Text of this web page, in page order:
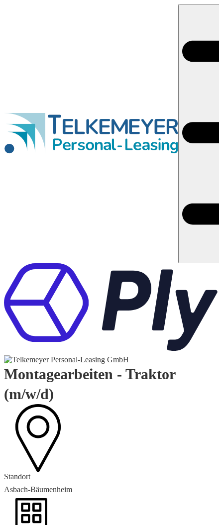
Montagearbeiten - Traktor
(m/w/d)
Standort
Asbach-Bäumenheim